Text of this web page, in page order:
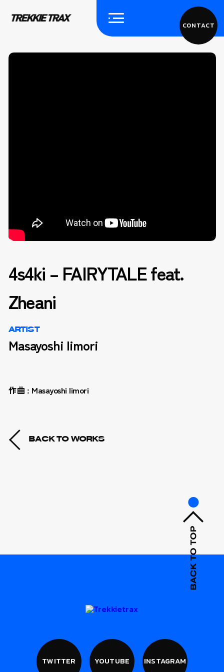
CONTACT
4s4ki – FAIRYTALE feat.
Zheani
ARTIST
Masayoshi Iimori
作曲 : Masayoshi Iimori
BACK TO WORKS
TWITTER YOUTUBE INSTAGRAM